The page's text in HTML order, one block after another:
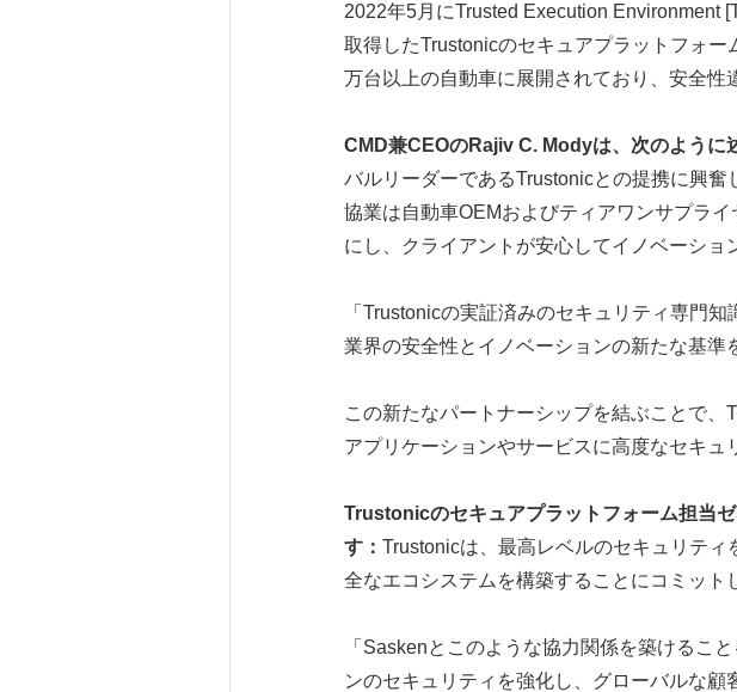
2022年5月にTrusted Execution Environment
取得したTrustonicのセキュアプラットフォ
万台以上の自動車に展開されており、安全性
CMD兼CEOのRajiv C. Modyは、次のように
バルリーダーであるTrustonicとの提携に興
協業は自動車OEMおよびティアワンサプラ
にし、クライアントが安心してイノベーショ
「Trustonicの実証済みのセキュリティ専門
業界の安全性とイノベーションの新たな基準
この新たなパートナーシップを結ぶことで
アプリケーションやサービスに高度なセキュ
Trustonicのセキュアプラットフォーム担当ゼ
す： Trustonicは、最高レベルのセキュリテ
全なエコシステムを構築することにコミット
「Saskenとこのような協力関係を築けるこ
ンのセキュリティを強化し、グローバルな顧